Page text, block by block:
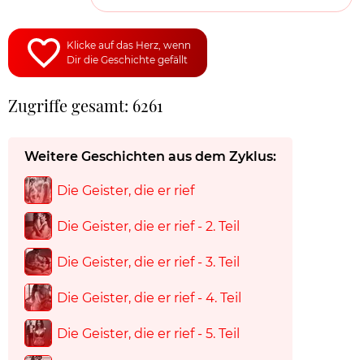
Klicke auf das Herz, wenn
Dir die Geschichte gefällt
Zugriffe gesamt: 6261
Weitere Geschichten aus dem Zyklus:
Die Geister, die er rief
Die Geister, die er rief - 2. Teil
Die Geister, die er rief - 3. Teil
Die Geister, die er rief - 4. Teil
Die Geister, die er rief - 5. Teil